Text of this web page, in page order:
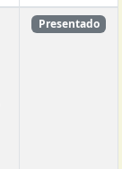
Presentado